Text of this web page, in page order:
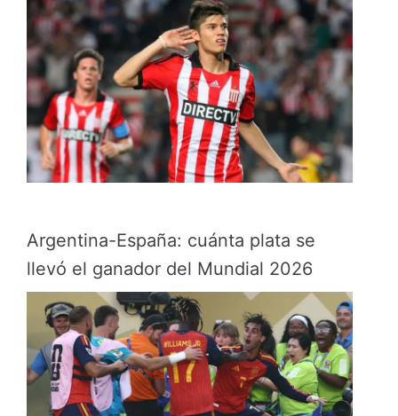
Argentina-España: cuánta plata se
llevó el ganador del Mundial 2026